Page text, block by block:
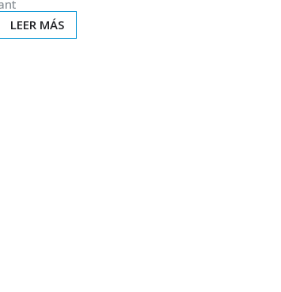
LEER MÁS